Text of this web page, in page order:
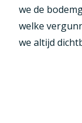
we de
welke
we altijd